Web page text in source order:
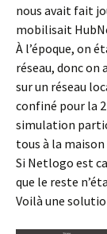
nous avait fait
mobilisait
À l’époque, on
réseau, donc
sur un réseau
confiné pour la
simulation
tous à la maison
Si Netlogo est
que le reste
Voilà une